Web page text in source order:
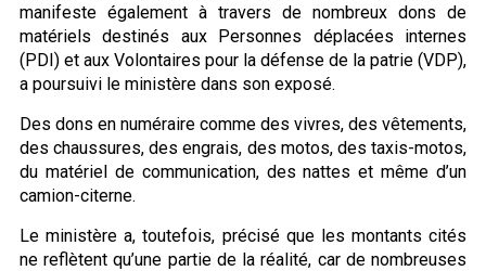
manifeste également à travers de nombreux dons de
matériels destinés aux Personnes déplacées internes
(PDI) et aux Volontaires pour la défense de la patrie (VDP),
a poursuivi le ministère dans son exposé.
Des dons en numéraire comme des vivres, des vêtements,
des chaussures, des engrais, des motos, des taxis-motos,
du matériel de communication, des nattes et même d’un
camion-citerne.
Le ministère a, toutefois, précisé que les montants cités
ne reflètent qu’une partie de la réalité, car de nombreuses